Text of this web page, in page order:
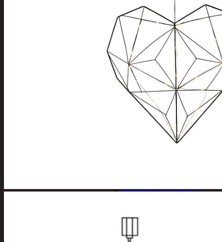
Joulu- ja kausivalot
Eläimet ja
tontut
Kyntteliköt
Valoketjut ja
kuusenvalot
Joulukoristeet
Kranssit ja
asetelmat
Tontut ja
muut
Joulutekstiilit
Paketointi
Hengityssuojaimet ja